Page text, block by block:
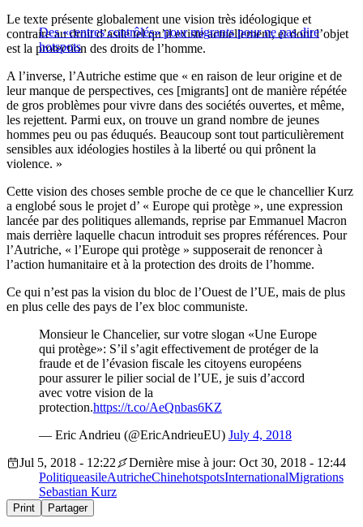
Des «centres contrôlés» pour migrants pour ne pas dire
hotspots
Le texte présente globalement une vision très idéologique et
contraire au droit d’asile tel qu’il existe actuellement, et dont l’objet
est la protection des droits de l’homme.
A l’inverse, l’Autriche estime que « en raison de leur origine et de
leur manque de perspectives, ces [migrants] ont de manière répétée
de gros problèmes pour vivre dans des sociétés ouvertes, et même,
les rejettent. Parmi eux, on trouve un grand nombre de jeunes
hommes peu ou pas éduqués. Beaucoup sont tout particulièrement
sensibles aux idéologies hostiles à la liberté ou qui prônent la
violence. »
Cette vision des choses semble proche de ce que le chancellier Kurz
a englobé sous le projet d’ « Europe qui protège », une expression
lancée par des politiques allemands, reprise par Emmanuel Macron
mais derrière laquelle chacun introduit ses propres références. Pour
l’Autriche, « l’Europe qui protège » supposerait de renoncer à
l’action humanitaire et à la protection des droits de l’homme.
Ce qui n’est pas la vision du bloc de l’Ouest de l’UE, mais de plus
en plus celle des pays de l’ex bloc communiste.
Monsieur le Chancelier, sur votre slogan «Une Europe
qui protège»: S’il s’agit effectivement de protéger de la
fraude et de l’évasion fiscale les citoyens européens
pour assurer le pilier social de l’UE, je suis d’accord
avec votre vision de la
protection.https://t.co/AeQnbas6KZ
— Eric Andrieu (@EricAndrieuEU) July 4, 2018
Jul 5, 2018 - 12:22
Dernière mise à jour: Oct 30, 2018 - 12:44
PolitiqueasileAutricheChinehotspotsInternationalMigrations
Sebastian Kurz
Print Partager